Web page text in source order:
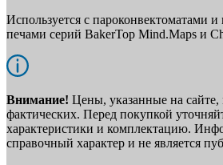
Используется с пароконвектоматами
печами серий BakerTop Mind.Maps и
Внимание! Цены, указанные на сайте,
фактических. Перед покупкой
характеристики и комплектацию.
справочный характер и не является